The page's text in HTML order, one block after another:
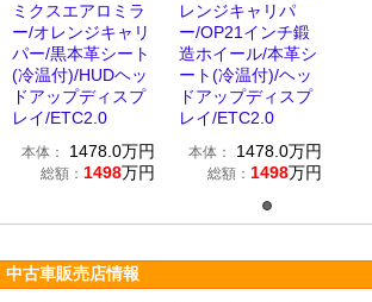
ミクスエアロミラ
ー/オレンジキャリ
パー/黒本革シート
(冷温付)/HUDヘッ
ドアップディスプ
レイ/ETC2.0
本体： 1478.0万円
総額： 1498万円
レンジキャリパ
ー/OP21インチ鍛
造ホイール/本革シ
ート(冷温付)/ヘッ
ドアップディスプ
レイ/ETC2.0
本体： 1478.0万円
総額： 1498万円
中古車販売店情報